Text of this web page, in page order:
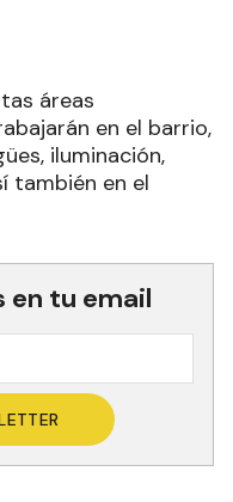
áreas
en el barrio,
iluminación,
también en el
en tu email